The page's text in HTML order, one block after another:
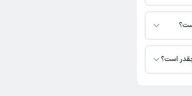
شاکری در دسترس
است؟